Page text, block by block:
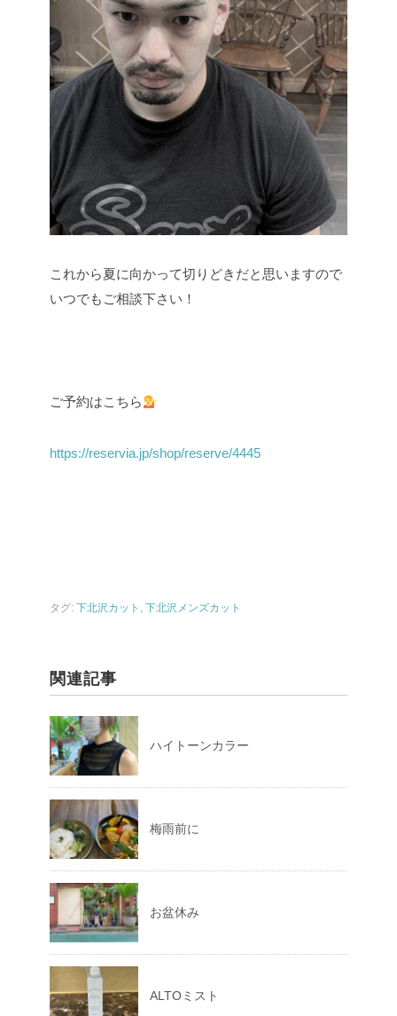
これから夏に向かって切りどきだと思いますので
いつでもご相談下さい！
ご予約はこちら
https://reservia.jp/shop/reserve/4445
タグ: 下北沢カット , 下北沢メンズカット
関連記事
ハイトーンカラー
梅雨前に
お盆休み
ALTOミスト